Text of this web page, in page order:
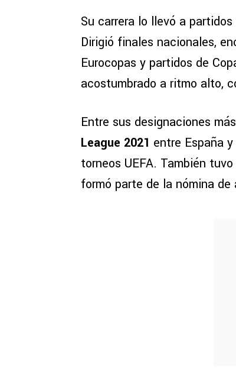
Su carrera lo llevó a
Dirigió finales nacionales,
Eurocopas y partidos de
acostumbrado a ritmo alto,
Entre sus designaciones
League 2021 entre España
torneos UEFA. También
formó parte de la nómina